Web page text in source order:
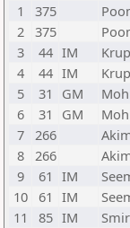
1
375
2 375
3
44 IM
4
44 IM
5
31 GM
6
31 GM
7 266
8 266
9
61 IM
10 61 IM
11
85 IM